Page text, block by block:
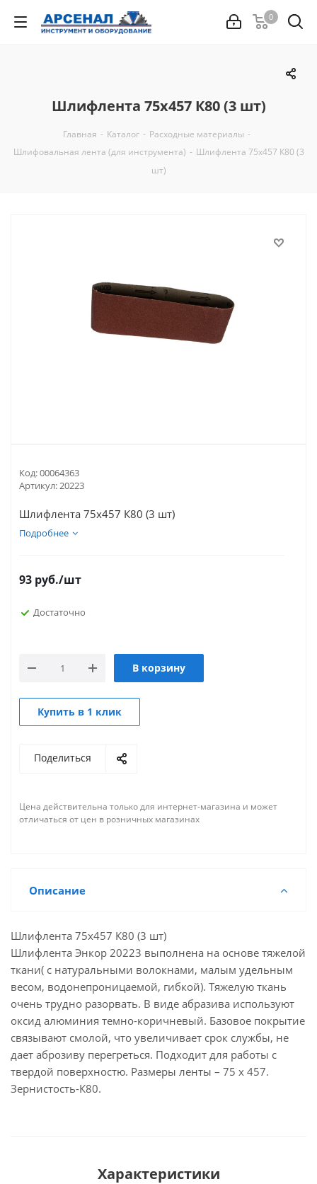
0
Шлифлента 75х457 К80 (3 шт)
Главная - Каталог - Расходные материалы -
Шлифовальная лента (для инструмента) - Шлифлента 75х457 К80 (3
шт)
Код:00064363
Артикул:20223
Шлифлента 75х457 К80 (3 шт)
Подробнее
93 руб./шт
Достаточно
В корзину
Купить в 1 клик
Поделиться
Цена действительна только для интернет-магазина и может
отличаться от цен в розничных магазинах
Описание
Шлифлента 75х457 К80 (3 шт)
Шлифлента Энкор 20223 выполнена на основе тяжелой
ткани( с натуральными волокнами, малым удельным
весом, водонепроницаемой, гибкой). Тяжелую ткань
очень трудно разорвать. В виде абразива используют
оксид алюминия темно-коричневый. Базовое покрытие
связывают смолой, что увеличивает срок службы, не
дает аброзиву перегреться. Подходит для работы с
твердой поверхностю. Размеры ленты – 75 х 457.
Зернистость-К80.
Характеристики